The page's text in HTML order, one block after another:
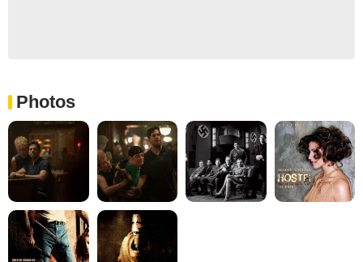
Photos